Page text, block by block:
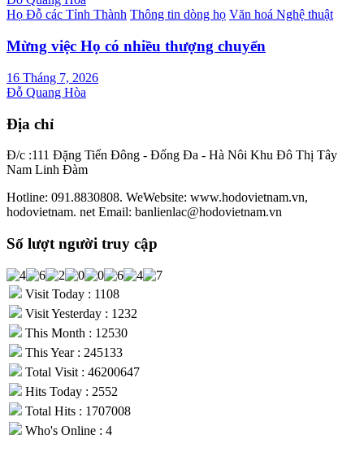
Họ Đỗ các Tỉnh Thành Thông tin dòng họ Văn hoá Nghệ thuật
Mừng việc Họ có nhiều thượng chuyển
16 Tháng 7, 2026
Đỗ Quang Hòa
Địa chỉ
Đ/c :111 Đặng Tiến Đông - Đống Đa - Hà Nôi Khu Đô Thị Tây
Nam Linh Đàm
Hotline: 091.8830808. WeWebsite: www.hodovietnam.vn,
hodovietnam. net Email: banlienlac@hodovietnam.vn
Số lượt người truy cập
Visit Today : 1108
Visit Yesterday : 1232
This Month : 12530
This Year : 245133
Total Visit : 46200647
Hits Today : 2552
Total Hits : 1707008
Who's Online : 4